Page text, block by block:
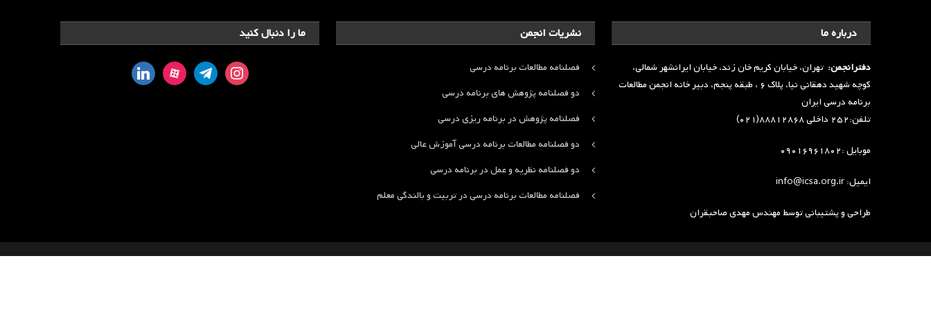
ما را دنبال کنید
instagram
telegram
aparat
linkedin
نشریات انجمن
فصلنامه مطالعات برنامه درسی
دو فصلنامه پژوهش های برنامه درسی
فصلنامه پژوهش در برنامه ریزی درسی
دو فصلنامه مطالعات برنامه درسی آموزش عالی
دو فصلنامه نظریه و عمل در برنامه درسی
فصلنامه مطالعات برنامه درسی در تربیت و بالندگی معلم
درباره ما
دفترانجمن: تهران، خیابان کریم خان زند، خیابان ایرانشهر شمالی،
کوچه شهید دهقانی نیا، پلاک ۶ ، طبقه پنجم، دبیر خانه انجمن مطالعات
برنامه درسی ایران
تلفن:۲۵۲ داخلی ۸۸۸۱۲۸۶۸(۰۲۱)
موبایل :۰۹۰۱۶۹۶۱۸۰۲
ایمیل: info@icsa.org.ir
طراحی و پشتیبانی توسطمهندس مهدی صاحبقران